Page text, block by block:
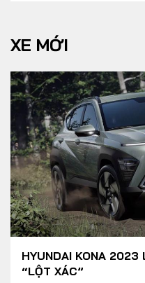
XE MỚI
HYUNDAI KONA 2023
“LỘT XÁC”